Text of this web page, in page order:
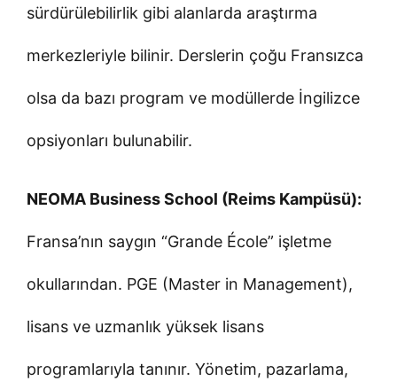
sürdürülebilirlik gibi alanlarda araştırma
merkezleriyle bilinir. Derslerin çoğu Fransızca
olsa da bazı program ve modüllerde İngilizce
opsiyonları bulunabilir.
NEOMA Business School (Reims Kampüsü):
Fransa’nın saygın “Grande École” işletme
okullarından. PGE (Master in Management),
lisans ve uzmanlık yüksek lisans
programlarıyla tanınır. Yönetim, pazarlama,